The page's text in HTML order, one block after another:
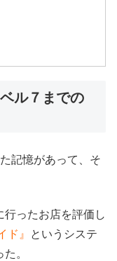
ル７までの
記憶があって、そ
行ったお店を評価し
ド』
というシステ
。